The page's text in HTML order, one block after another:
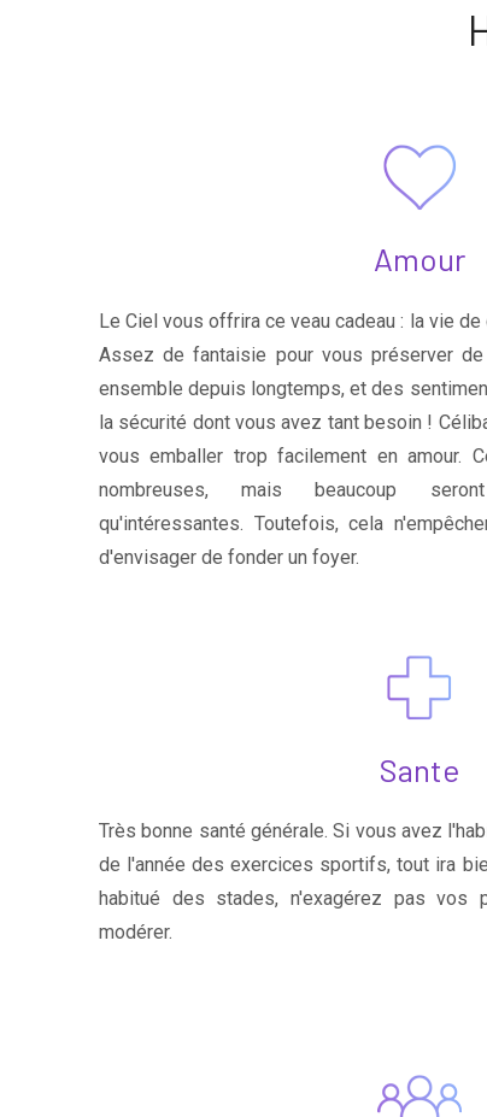
Amour
Le Ciel vous offrira ce veau cadeau : la vie
Assez de fantaisie pour vous préserver
ensemble depuis longtemps, et des
la sécurité dont vous avez tant besoin !
vous emballer trop facilement en amour.
nombreuses, mais beaucoup
qu'intéressantes. Toutefois, cela
d'envisager de fonder un foyer.
Sante
Très bonne santé générale. Si vous avez
de l'année des exercices sportifs, tout ira
habitué des stades, n'exagérez pas vos
modérer.